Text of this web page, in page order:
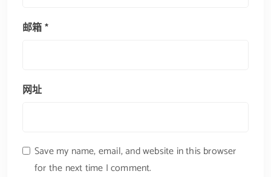
邮箱*
网址
Save my name, email, and website in this browser
for the next time I comment.